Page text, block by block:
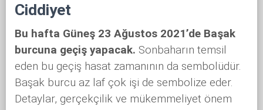
Ciddiyet
Bu hafta Güneş 23 Ağustos 2021’de Başak
burcuna geçiş yapacak. Sonbaharın temsil
eden bu geçiş hasat zamanının da sembolüdür.
Başak burcu az laf çok işi de sembolize eder.
Detaylar, gerçekçilik ve mükemmeliyet önem